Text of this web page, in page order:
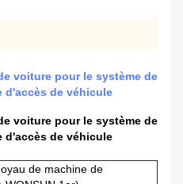
voiture pour le système de
d'accès de véhicule
voiture pour le système de
d'accès de véhicule
de machine de